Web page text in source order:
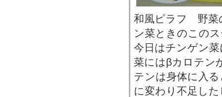
和風ピラフ 野菜
ン菜ときのこの
今日はチンゲン
菜にはβカロテン
テンは身体に入
に変わり不足し